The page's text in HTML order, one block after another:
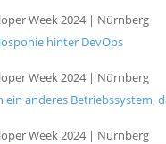
Week 2024 | Nürnberg
hinter DevOps
Week 2024 | Nürnberg
ein anderes Betriebssystem,
Week 2024 | Nürnberg